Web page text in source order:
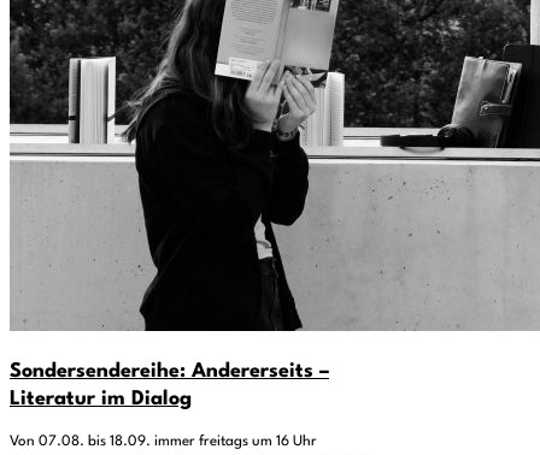
Sondersendereihe: Andererseits –
Literatur im Dialog
Von 07.08. bis 18.09. immer freitags um 16 Uhr